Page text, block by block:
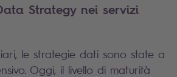
Strategy nei servizi
le strategie dati sono state a
Oggi, il livello di maturità